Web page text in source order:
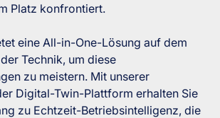
Platz konfrontiert.
eine All-in-One-Lösung auf dem
Technik, um diese
zu meistern. Mit unserer
Digital-Twin-Plattform erhalten Sie
zu Echtzeit-Betriebsintelligenz, die